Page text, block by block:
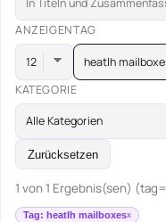
ANZEIGENTAG
heatlh
KATEGORIE
Alle Kategorien
Zurücksetzen
1 von 1 Ergebnis(sen)
Tag: heatlh mailboxes